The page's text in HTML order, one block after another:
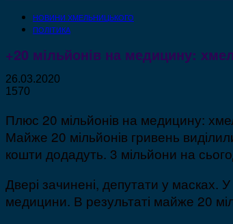
НОВИНИ ХМЕЛЬНИЦЬКОГО
ПОЛІТИКА
+20 мільйонів на медицину:
26.03.2020
1570
Плюс 20 мільйонів на медицину:
Майже 20 мільйонів гривень
кошти додадуть. 3 мільйони на
Двері зачинені, депутати у
медицини. В результаті майже 20